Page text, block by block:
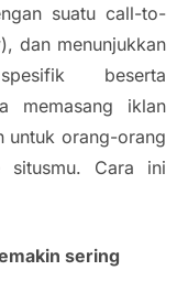
suatu call-to-
dan menunjukkan
beserta
memasang iklan
untuk orang-orang
situsmu. Cara ini
sering